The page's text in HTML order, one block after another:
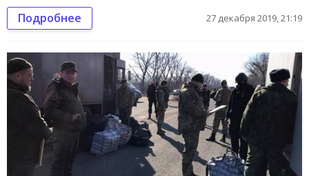
Подробнее 27 декабря 2019, 21:19